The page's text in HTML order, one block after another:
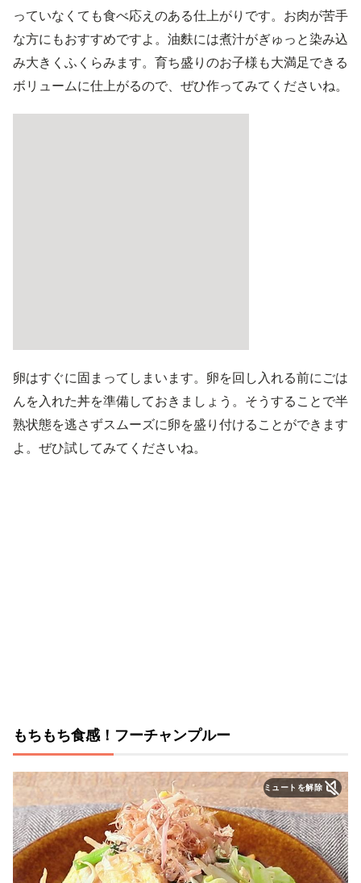
っていなくても食べ応えのある仕上がりです。お肉が苦手
な方にもおすすめですよ。油麩には煮汁がぎゅっと染み込
み大きくふくらみます。育ち盛りのお子様も大満足できる
ボリュームに仕上がるので、ぜひ作ってみてくださいね。
卵はすぐに固まってしまいます。卵を回し入れる前にごは
んを入れた丼を準備しておきましょう。そうすることで半
熟状態を逃さずスムーズに卵を盛り付けることができます
よ。ぜひ試してみてくださいね。
もちもち食感！フーチャンプルー
ミュートを解除